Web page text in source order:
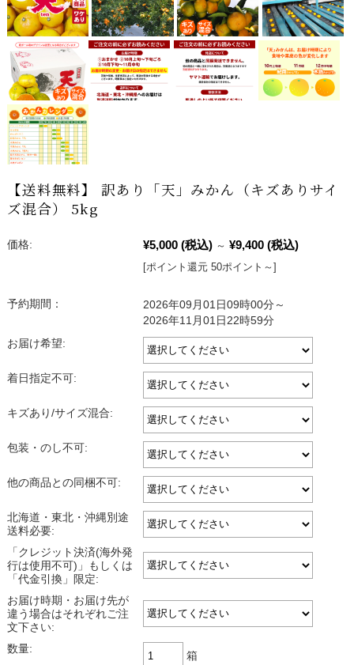
【送料無料】 訳あり「天」みかん（キズありサイ
ズ混合） 5kg
価格: ¥5,000 (税込) ～ ¥9,400 (税込)
[ポイント還元 50ポイント～]
予約期間：
2026年09月01日09時00分～
2026年11月01日22時59分
お届け希望:
着日指定不可:
キズあり/サイズ混合:
包装・のし不可:
他の商品との同梱不可:
北海道・東北・沖縄別途
送料必要:
「クレジット決済(海外発
行は使用不可)」もしくは
「代金引換」限定:
お届け時期・お届け先が
違う場合はそれぞれご注
文下さい:
数量:
箱